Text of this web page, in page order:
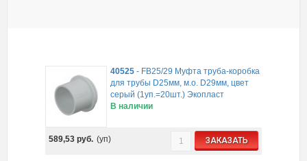
40525- FB25/29 Муфта труба-коробка
для трубы D25мм, м.о. D29мм, цвет
серый (1уп.=20шт.) Экопласт
В наличии
589,53 руб. (уп) ЗАКАЗАТЬ